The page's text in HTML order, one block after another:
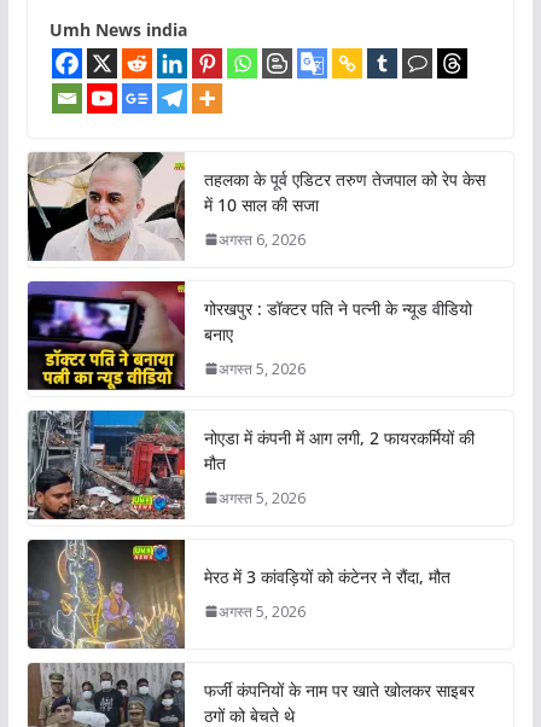
Umh News india
तहलका के पूर्व एडिटर तरुण तेजपाल को रेप केस
में 10 साल की सजा
अगस्त 6, 2026
गोरखपुर : डॉक्टर पति ने पत्नी के न्यूड वीडियो
बनाए
अगस्त 5, 2026
नोएडा में कंपनी में आग लगी, 2 फायरकर्मियों की
मौत
अगस्त 5, 2026
मेरठ में 3 कांवड़ियों को कंटेनर ने रौंदा, मौत
अगस्त 5, 2026
फर्जी कंपनियों के नाम पर खाते खोलकर साइबर
ठगों को बेचते थे